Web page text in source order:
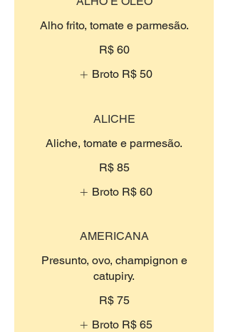
Alho frito, tomate e parmesão.
R$ 60
Broto R$ 50
ALICHE
Aliche, tomate e parmesão.
R$ 85
Broto R$ 60
AMERICANA
Presunto, ovo, champignon e
catupiry.
R$ 75
Broto R$ 65